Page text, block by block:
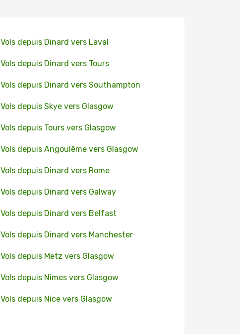
Vols depuis Dinard vers Laval
Vols depuis Dinard vers Tours
Vols depuis Dinard vers Southampton
Vols depuis Skye vers Glasgow
Vols depuis Tours vers Glasgow
Vols depuis Angoulême vers Glasgow
Vols depuis Dinard vers Rome
Vols depuis Dinard vers Galway
Vols depuis Dinard vers Belfast
Vols depuis Dinard vers Manchester
Vols depuis Metz vers Glasgow
Vols depuis Nîmes vers Glasgow
Vols depuis Nice vers Glasgow